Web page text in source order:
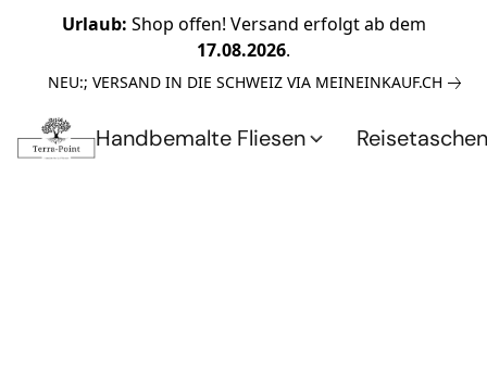
Urlaub: Shop offen! Versand erfolgt ab dem
17.08.2026.
NEU:; VERSAND IN DIE SCHWEIZ VIA MEINEINKAUF.CH
Handbemalte Fliesen